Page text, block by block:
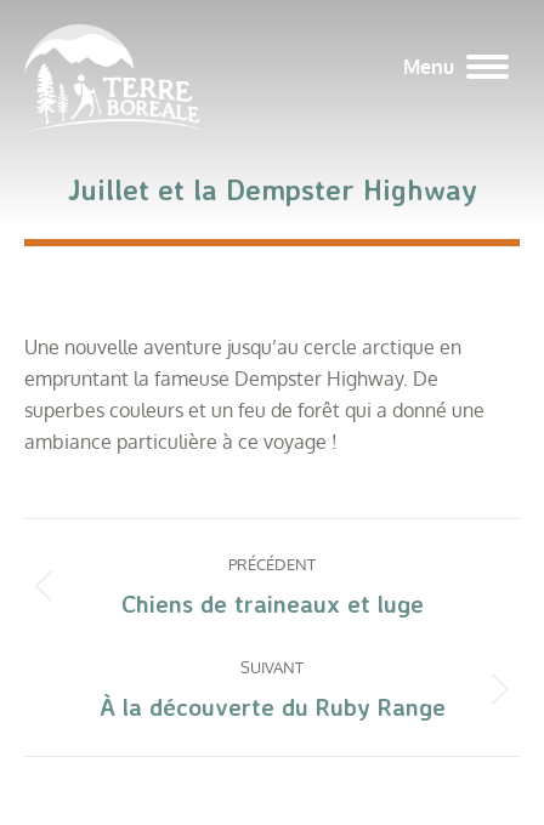
Menu
Juillet et la Dempster Highway
Une nouvelle aventure jusqu’au cercle arctique en
empruntant la fameuse Dempster Highway. De
superbes couleurs et un feu de forêt qui a donné une
ambiance particulière à ce voyage !
PRÉCÉDENT
Chiens de traineaux et luge
SUIVANT
À la découverte du Ruby Range